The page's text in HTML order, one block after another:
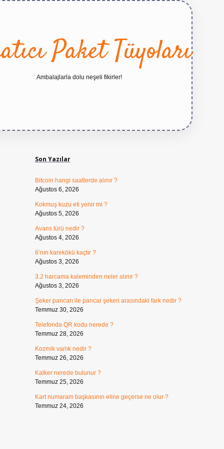
Paket Tüyoları
Ambalajlarla dolu neşeli fikirler!
Son Yazılar
Bitcoin hangi saatlerde alınır ?
Ağustos 6, 2026
Kokmuş kuzu eti yenir mi ?
Ağustos 5, 2026
Avans türü nedir ?
Ağustos 4, 2026
6’nın karekökü kaçtır ?
Ağustos 3, 2026
3.2 harcama kaleminden neler alınır ?
Ağustos 3, 2026
Şeker pancarı ile pancar şekeri arasındaki fark nedir ?
Temmuz 30, 2026
Telefonda QR kodu nerede ?
Temmuz 28, 2026
Kozmik varlık nedir ?
Temmuz 26, 2026
Kalker nerede bulunur ?
Temmuz 25, 2026
Kart numaram başkasının eline geçerse ne olur ?
Temmuz 24, 2026